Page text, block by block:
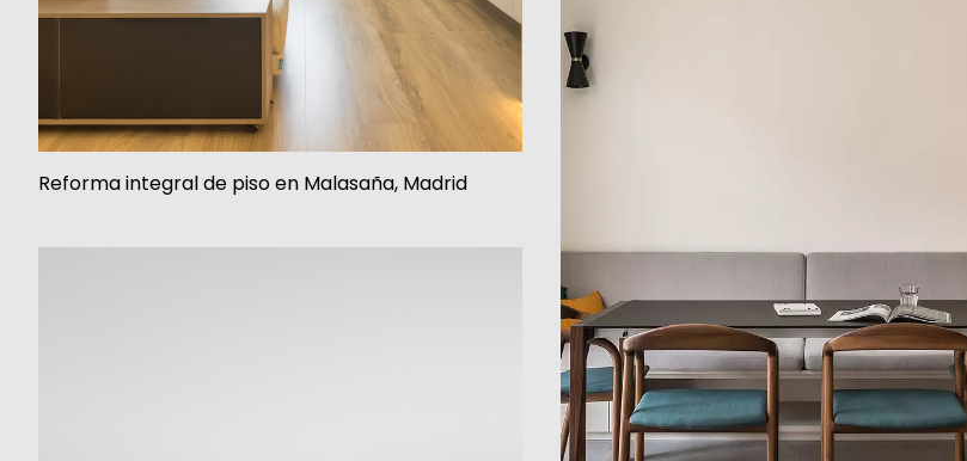
Reforma integral de piso en Malasaña, Madrid